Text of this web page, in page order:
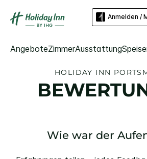
Anmelden /
AngeboteZimmerAusstattung
HOLIDAY INN
Wie war der